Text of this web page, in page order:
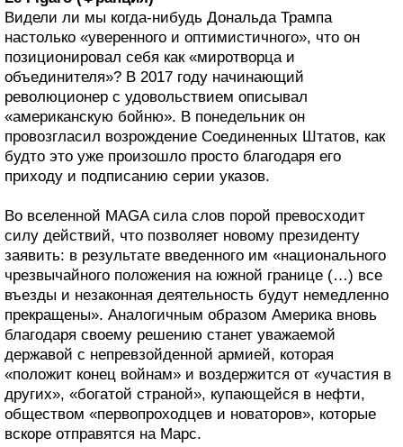
Видели ли мы когда-нибудь Дональда Трампа
настолько «уверенного и оптимистичного», что он
позиционировал себя как «миротворца и
объединителя»? В 2017 году начинающий
революционер с удовольствием описывал
«американскую бойню». В понедельник он
провозгласил возрождение Соединенных Штатов, как
будто это уже произошло просто благодаря его
приходу и подписанию серии указов.
Во вселенной MAGA сила слов порой превосходит
силу действий, что позволяет новому президенту
заявить: в результате введенного им «национального
чрезвычайного положения на южной границе (…) все
въезды и незаконная деятельность будут немедленно
прекращены». Аналогичным образом Америка вновь
благодаря своему решению станет уважаемой
державой с непревзойденной армией, которая
«положит конец войнам» и воздержится от «участия в
других», «богатой страной», купающейся в нефти,
обществом «первопроходцев и новаторов», которые
вскоре отправятся на Марс.